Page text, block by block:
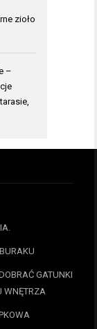
zioło
–
GATUNKI
WNĘTRZA